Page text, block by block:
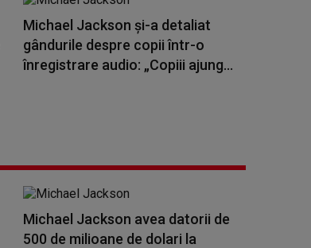
Michael Jackson şi-a detaliat
gândurile despre copii într-o
înregistrare audio: „Copiii ajung...
Michael Jackson avea datorii de
500 de milioane de dolari la